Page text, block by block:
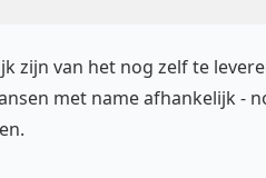
zijn van het nog zelf te
met name afhankelijk -